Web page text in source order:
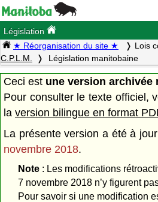
Législation
★ Réorganisation du site ★ Lois
C.P.L.M.
Législation manitobaine
Ceci est une version archivée
Pour consulter le texte officiel,
la version bilingue en format
La présente version a été à
novembre 2018.
Note: Les modifications
7 novembre 2018 n’y figurent
Pour savoir si une modification